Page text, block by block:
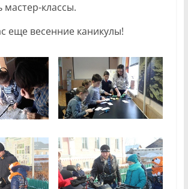
мастер-классы.
еще весенние каникулы!